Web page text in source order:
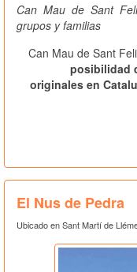
Can Mau de Sant
grupos y familias
Can Mau de Sant
posibilidad
originales en
El Nus de Pedra
Ubicado en Sant Martí de